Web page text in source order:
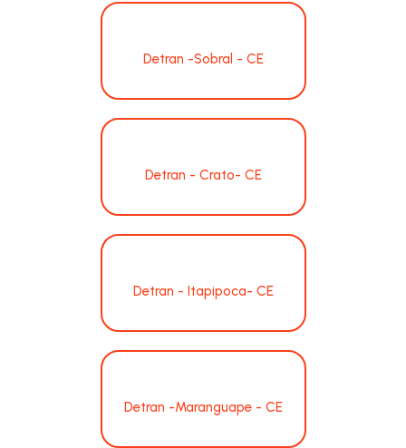
Detran -Sobral - CE
Detran - Crato- CE
Detran - Itapipoca- CE
Detran -Maranguape - CE